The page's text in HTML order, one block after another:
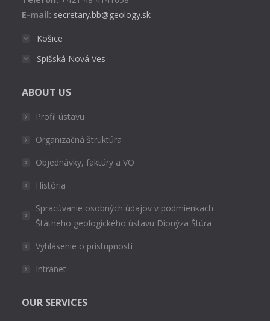
E-mail: secretary.bb@geology.sk
Košice
Spišská Nová Ves
ABOUT US
Profil ústavu
Organizačná štruktúra
Objednávky, faktúry a VO
História
Spracúvanie osobných údajov v podmienkach
Štátneho geologického ústavu Dionýza Štúra
Vyhlásenie o prístupnosti
Intranet
OUR SERVICES